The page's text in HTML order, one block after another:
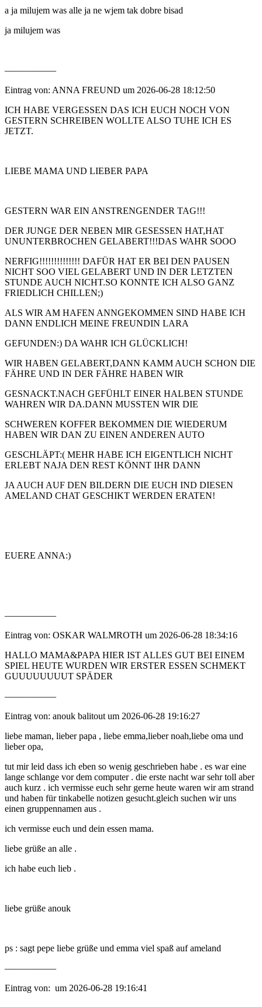
a ja milujem was alle ja ne wjem tak dobre bisad
ja milujem was
—————–
Eintrag von: ANNA FREUND um 2026-06-28 18:12:50
ICH HABE VERGESSEN DAS ICH EUCH NOCH VON
GESTERN SCHREIBEN WOLLTE ALSO TUHE ICH ES
JETZT.
LIEBE MAMA UND LIEBER PAPA
GESTERN WAR EIN ANSTRENGENDER TAG!!!
DER JUNGE DER NEBEN MIR GESESSEN HAT,HAT
UNUNTERBROCHEN GELABERT!!!DAS WAHR SOOO
NERFIG!!!!!!!!!!!!!! DAFÜR HAT ER BEI DEN PAUSEN
NICHT SOO VIEL GELABERT UND IN DER LETZTEN
STUNDE AUCH NICHT.SO KONNTE ICH ALSO GANZ
FRIEDLICH CHILLEN;)
ALS WIR AM HAFEN ANNGEKOMMEN SIND HABE ICH
DANN ENDLICH MEINE FREUNDIN LARA
GEFUNDEN:) DA WAHR ICH GLÜCKLICH!
WIR HABEN GELABERT,DANN KAMM AUCH SCHON DIE
FÄHRE UND IN DER FÄHRE HABEN WIR
GESNACKT.NACH GEFÜHLT EINER HALBEN STUNDE
WAHREN WIR DA.DANN MUSSTEN WIR DIE
SCHWEREN KOFFER BEKOMMEN DIE WIEDERUM
HABEN WIR DAN ZU EINEN ANDEREN AUTO
GESCHLÄPT:( MEHR HABE ICH EIGENTLICH NICHT
ERLEBT NAJA DEN REST KÖNNT IHR DANN
JA AUCH AUF DEN BILDERN DIE EUCH IND DIESEN
AMELAND CHAT GESCHIKT WERDEN ERATEN!
EUERE ANNA:)
—————–
Eintrag von: OSKAR WALMROTH um 2026-06-28 18:34:16
HALLO MAMA&PAPA HIER IST ALLES GUT BEI EINEM
SPIEL HEUTE WURDEN WIR ERSTER ESSEN SCHMEKT
GUUUUUUUUT SPÄDER
—————–
Eintrag von: anouk balitout um 2026-06-28 19:16:27
liebe maman, lieber papa , liebe emma,lieber noah,liebe oma und
lieber opa,
tut mir leid dass ich eben so wenig geschrieben habe . es war eine
lange schlange vor dem computer . die erste nacht war sehr toll aber
auch kurz . ich vermisse euch sehr gerne heute waren wir am strand
und haben für tinkabelle notizen gesucht.gleich suchen wir uns
einen gruppennamen aus .
ich vermisse euch und dein essen mama.
liebe grüße an alle .
ich habe euch lieb .
liebe grüße anouk
ps : sagt pepe liebe grüße und emma viel spaß auf ameland
—————–
Eintrag von: um 2026-06-28 19:16:41